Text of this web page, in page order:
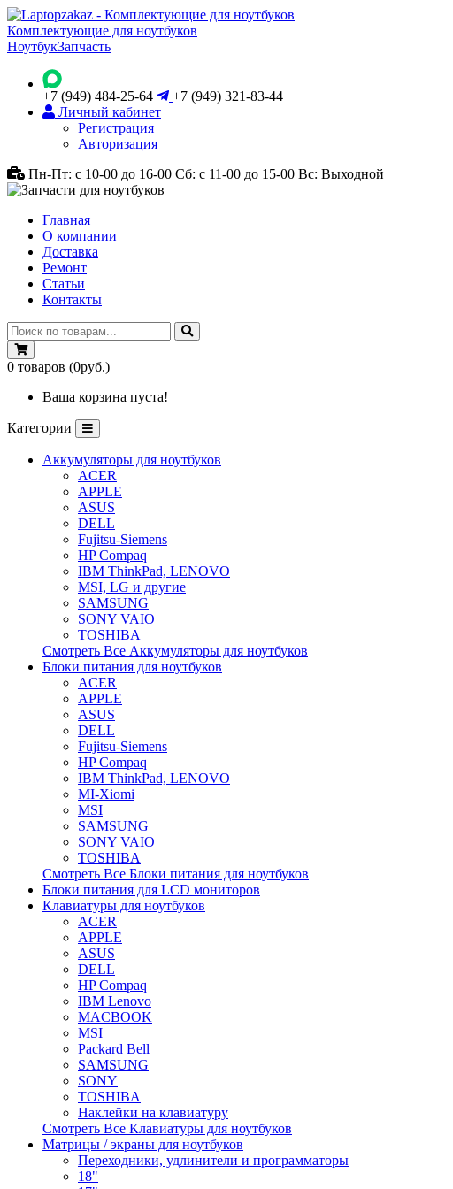
Комплектующие для ноутбуков
НоутбукЗапчасть
+7 (949) 484-25-64
+7 (949) 321-83-44
Личный кабинет
Регистрация
Авторизация
Пн-Пт: с 10-00 до 16-00 Сб: с 11-00 до 15-00 Вс: Выходной
Главная
О компании
Доставка
Ремонт
Статьи
Контакты
0 товаров (0руб.)
Ваша корзина пуста!
Категории
Аккумуляторы для ноутбуков
ACER
APPLE
ASUS
DELL
Fujitsu-Siemens
HP Compaq
IBM ThinkPad, LENOVO
MSI, LG и другие
SAMSUNG
SONY VAIO
TOSHIBA
Смотреть Все Аккумуляторы для ноутбуков
Блоки питания для ноутбуков
ACER
APPLE
ASUS
DELL
Fujitsu-Siemens
HP Compaq
IBM ThinkPad, LENOVO
MI-Xiomi
MSI
SAMSUNG
SONY VAIO
TOSHIBA
Смотреть Все Блоки питания для ноутбуков
Блоки питания для LCD мониторов
Клавиатуры для ноутбуков
ACER
APPLE
ASUS
DELL
HP Compaq
IBM Lenovo
MACBOOK
MSI
Packard Bell
SAMSUNG
SONY
TOSHIBA
Наклейки на клавиатуру
Смотреть Все Клавиатуры для ноутбуков
Матрицы / экраны для ноутбуков
Переходники, удлинители и программаторы
18"